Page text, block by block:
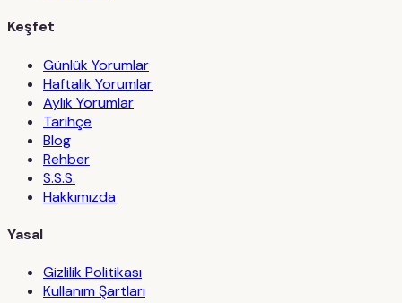
Keşfet
Günlük Yorumlar
Haftalık Yorumlar
Aylık Yorumlar
Tarihçe
Blog
Rehber
S.S.S.
Hakkımızda
Yasal
Gizlilik Politikası
Kullanım Şartları